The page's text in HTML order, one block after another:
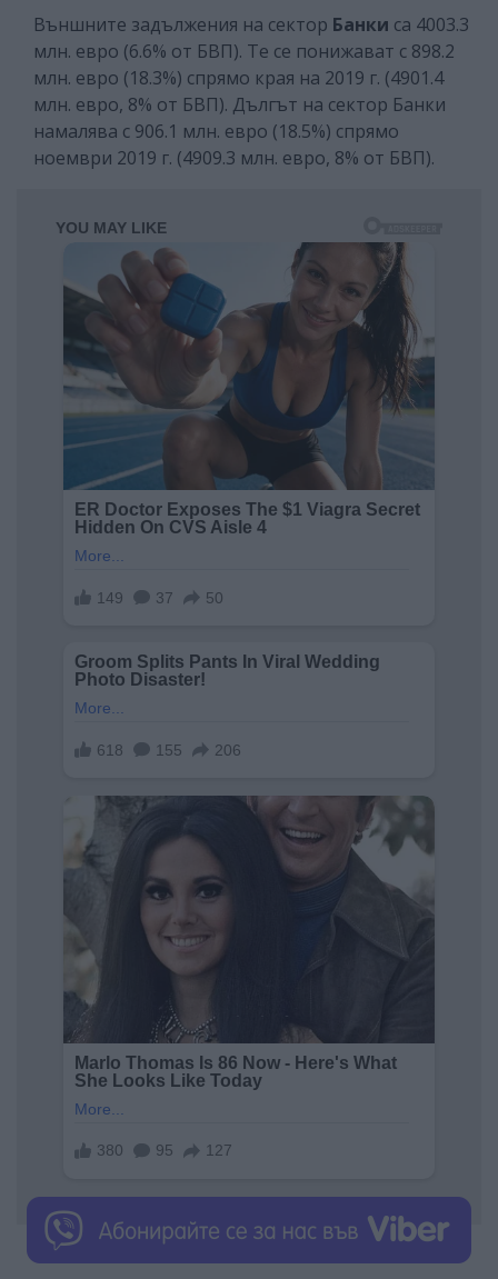
Външните задължения на сектор Банки са 4003.3
млн. евро (6.6% от БВП). Те се понижават с 898.2
млн. евро (18.3%) спрямо края на 2019 г. (4901.4
млн. евро, 8% от БВП). Дългът на сектор Банки
намалява с 906.1 млн. евро (18.5%) спрямо
ноември 2019 г. (4909.3 млн. евро, 8% от БВП).